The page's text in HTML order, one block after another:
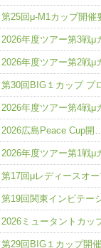
第25回μ-M1カップ開催
2026年度ツアー第3戦
2026年度ツアー第2戦
第30回BIG１カップ プ
2026年度ツアー第4戦
2026広島Peace Cup開
2026年度ツアー第1戦
第17回μレディースオ
第19回関東インビテー
2026ミュータントカッ
第29回BIG１カップ開